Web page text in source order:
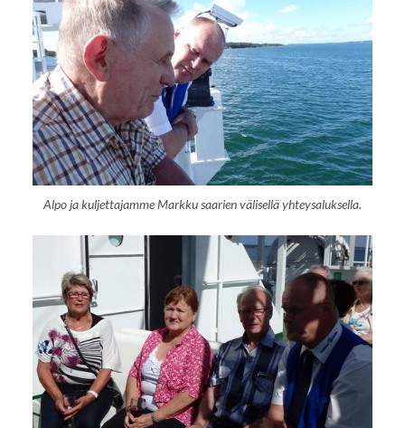
Alpo ja kuljettajamme Markku saarien välisellä yhteysaluksella.